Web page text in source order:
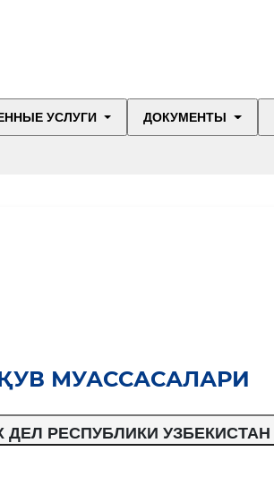
УСЛУГИ ДОКУМЕНТЫ
МУАССАСАЛАРИ
РЕСПУБЛИКИ УЗБЕКИСТАН